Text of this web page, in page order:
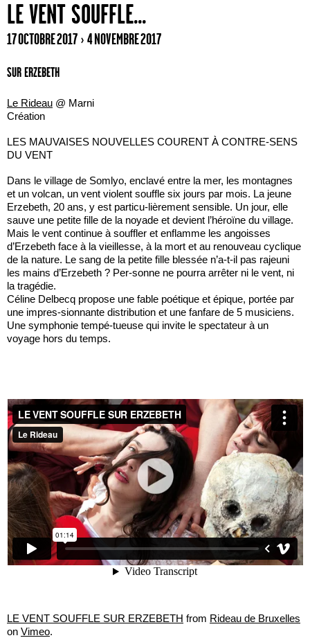
LE VENT SOUFFLE...
17 OCTOBRE 2017 › 4 NOVEMBRE 2017
SUR ERZEBETH
Le Rideau @ Marni
Création
LES MAUVAISES NOUVELLES COURENT À CONTRE-SENS
DU VENT
Dans le village de Somlyo, enclavé entre la mer, les montagnes
et un volcan, un vent violent souffle six jours par mois. La jeune
Erzebeth, 20 ans, y est particu-lièrement sensible. Un jour, elle
sauve une petite fille de la noyade et devient l’héroïne du village.
Mais le vent continue à souffler et enflamme les angoisses
d’Erzebeth face à la vieillesse, à la mort et au renouveau cyclique
de la nature. Le sang de la petite fille blessée n’a-t-il pas rajeuni
les mains d’Erzebeth ? Per-sonne ne pourra arrêter ni le vent, ni
la tragédie.
Céline Delbecq propose une fable poétique et épique, portée par
une impres-sionnante distribution et une fanfare de 5 musiciens.
Une symphonie tempé-tueuse qui invite le spectateur à un
voyage hors du temps.
LE VENT SOUFFLE SUR ERZEBETH from Rideau de Bruxelles
on Vimeo.